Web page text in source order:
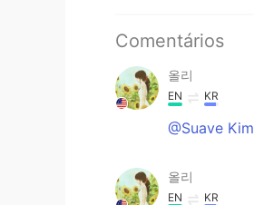
Comentários
올리
EN KR
@Suave Kim
올리
EN KR